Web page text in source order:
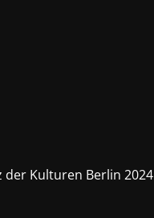
der Kulturen Berlin 2024